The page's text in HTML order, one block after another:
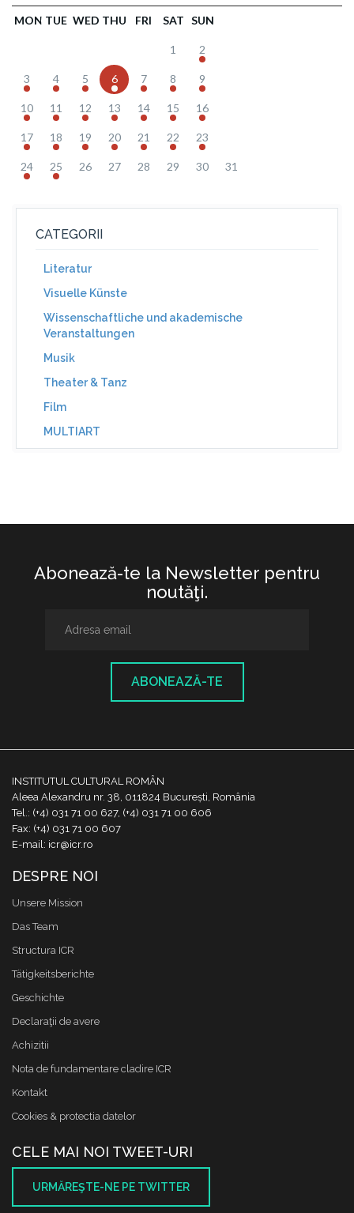
MON TUE WED THU FRI SAT SUN
1 2
3 4 5 6 7 8 9
10 11 12 13 14 15 16
17 18 19 20 21 22 23
24 25 26 27 28 29 30 31
CATEGORII
Literatur
Visuelle Künste
Wissenschaftliche und akademische
Veranstaltungen
Musik
Theater & Tanz
Film
MULTIART
Abonează-te la Newsletter pentru
noutăţi.
ABONEAZĂ-TE
INSTITUTUL CULTURAL ROMÂN
Aleea Alexandru nr. 38, 011824 București, România
Tel.: (+4) 031 71 00 627, (+4) 031 71 00 606
Fax: (+4) 031 71 00 607
E-mail: icr@icr.ro
DESPRE NOI
Unsere Mission
Das Team
Structura ICR
Tätigkeitsberichte
Geschichte
Declaraţii de avere
Achizitii
Nota de fundamentare cladire ICR
Kontakt
Cookies & protectia datelor
CELE MAI NOI TWEET-URI
URMĂREŞTE-NE PE TWITTER